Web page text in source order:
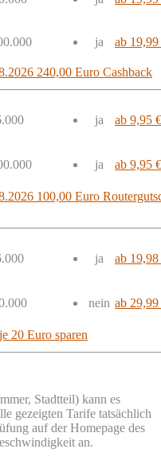
ja ab 19,99
240,00 Euro Cashback
ja ab 9,95 €
ja ab 9,95 €
100,00 Euro
ja ab 19,98
nein ab 29,99
20 Euro sparen
Stadtteil) kann es
gezeigten Tarife tatsächlich
auf der Homepage des
an.